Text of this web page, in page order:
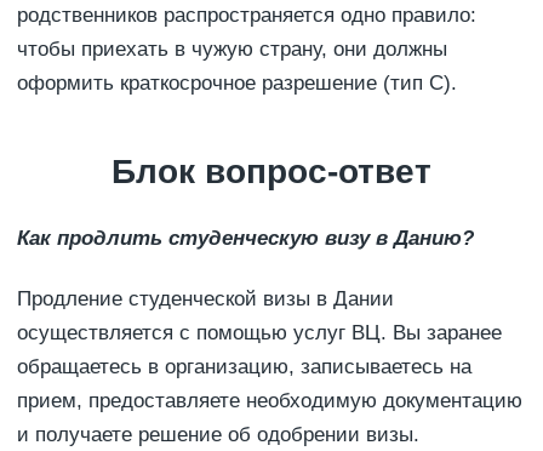
родственников распространяется одно правило:
чтобы приехать в чужую страну, они должны
оформить краткосрочное разрешение (тип С).
Блок вопрос-ответ
Как продлить студенческую визу в Данию?
Продление студенческой визы в Дании
осуществляется с помощью услуг ВЦ. Вы заранее
обращаетесь в организацию, записываетесь на
прием, предоставляете необходимую документацию
и получаете решение об одобрении визы.